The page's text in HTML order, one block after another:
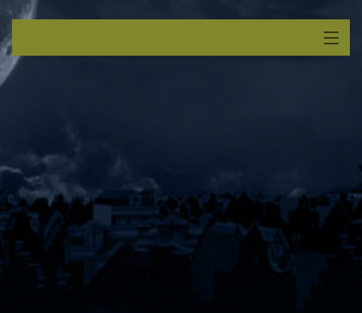
Verzoek
Video
Kleurplaat